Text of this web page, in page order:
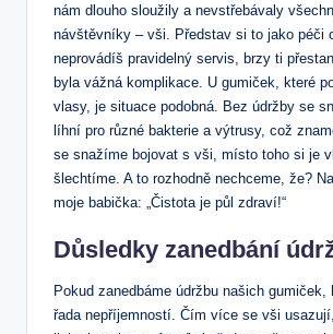
nám dlouho sloužily a nevstřebávaly
návštěvníky – vši. Představ si to jako péči
neprovádíš pravidelný servis, brzy ti
byla vážná komplikace. U gumiček, které
vlasy, je situace podobná. Bez údržby se
líhní pro různé bakterie a výtrusy, což
se snažíme bojovat s vši, místo toho si je
šlechtíme. A to rozhodně nechceme, že?
moje babička: „Čistota je půl zdraví!“
Důsledky zanedbání
Pokud zanedbáme údržbu našich gumiček,
řada nepříjemností. Čím více se vši